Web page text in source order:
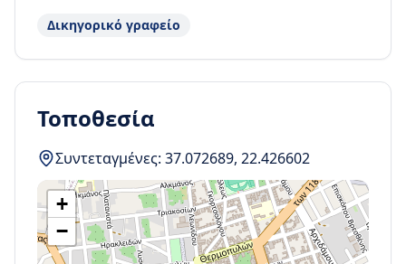
Δικηγορικό γραφείο
Τοποθεσία
Συντεταγμένες: 37.072689, 22.426602
+
−